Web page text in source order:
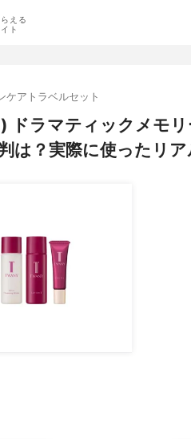
える
ト
ケアトラベルセット
ドラマティックメモリ
は？実際に使ったリ